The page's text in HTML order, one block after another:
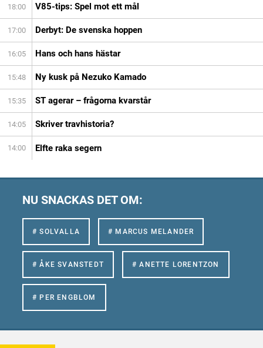
18:00 V85-tips: Spel mot ett mål
17:00 Derbyt: De svenska hoppen
16:05 Hans och hans hästar
15:48 Ny kusk på Nezuko Kamado
15:35 ST agerar – frågorna kvarstår
14:05 Skriver travhistoria?
14:00 Elfte raka segern
NU SNACKAS DET OM:
# SOLVALLA # MARCUS MELANDER
# ÅKE SVANSTEDT # ANETTE LORENTZON
# PER ENGBLOM